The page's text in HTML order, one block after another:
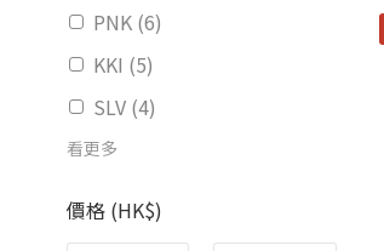
PNK (6)
KKI (5)
SLV (4)
看更多
價格 (HK$)